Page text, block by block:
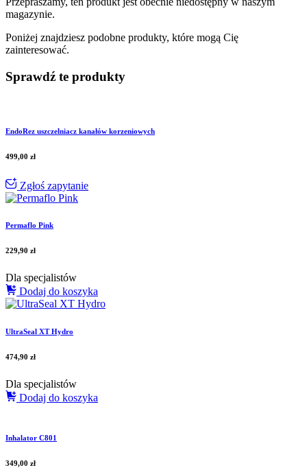
magazynie.
Poniżej znajdziesz podobne produkty, które mogą Cię
zainteresować.
Sprawdź te produkty
EndoRez uszczelniacz kanałów korzeniowych
499,00 zł
Zgłoś zapytanie
Permaflo Pink
229,90 zł
Dla specjalistów
Dodaj do koszyka
UltraSeal XT Hydro
474,90 zł
Dla specjalistów
Dodaj do koszyka
Inhalator C801
349,00 zł